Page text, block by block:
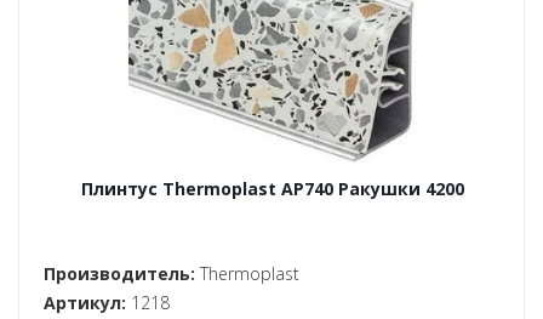
Плинтус Thermoplast AP740 Ракушки 4200
Производитель: Thermoplast
Артикул: 1218